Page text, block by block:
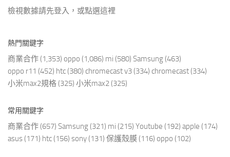
檢視數據請先登入，或點選這裡
熱門關鍵字
商業合作 (1,353) oppo (1,086) mi (580) Samsung (463)
oppo r11 (452) htc (380) chromecast v3 (334) chromecast (334)
小米max2規格 (325) 小米max2 (325)
常用關鍵字
商業合作 (657) Samsung (321) mi (215) Youtube (192) apple (174)
asus (171) htc (156) sony (131) 保護殼膜 (116) oppo (102)